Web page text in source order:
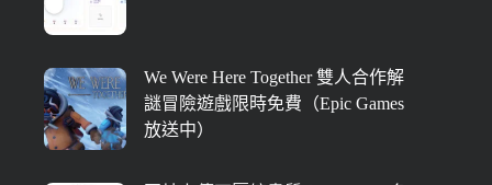
We Were Here Together 雙人合作解
謎冒險遊戲限時免費（Epic Games
放送中）